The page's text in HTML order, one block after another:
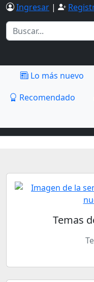
Ingresar |
Lo más nuevo
Recomendado
Temas